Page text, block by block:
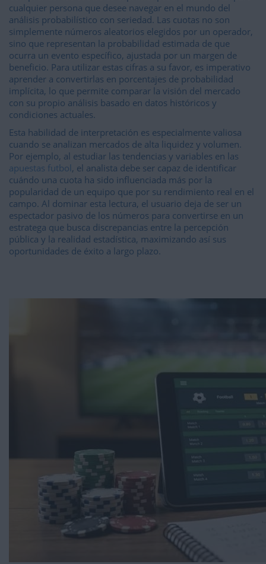
cualquier persona que desee navegar en el mundo del
análisis probabilístico con seriedad. Las cuotas no son
simplemente números aleatorios elegidos por un operador,
sino que representan la probabilidad estimada de que
ocurra un evento específico, ajustada por un margen de
beneficio. Para utilizar estas cifras a su favor, es imperativo
aprender a convertirlas en porcentajes de probabilidad
implícita, lo que permite comparar la visión del mercado
con su propio análisis basado en datos históricos y
condiciones actuales.
Esta habilidad de interpretación es especialmente valiosa
cuando se analizan mercados de alta liquidez y volumen.
Por ejemplo, al estudiar las tendencias y variables en las
apuestas futbol, el analista debe ser capaz de identificar
cuándo una cuota ha sido influenciada más por la
popularidad de un equipo que por su rendimiento real en el
campo. Al dominar esta lectura, el usuario deja de ser un
espectador pasivo de los números para convertirse en un
estratega que busca discrepancias entre la percepción
pública y la realidad estadística, maximizando así sus
oportunidades de éxito a largo plazo.